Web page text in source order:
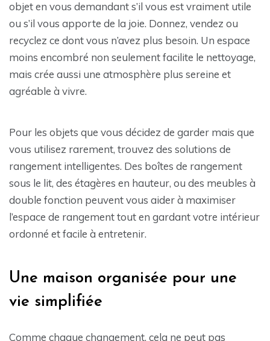
objet en vous demandant s’il vous est vraiment utile
ou s’il vous apporte de la joie. Donnez, vendez ou
recyclez ce dont vous n’avez plus besoin. Un espace
moins encombré non seulement facilite le nettoyage,
mais crée aussi une atmosphère plus sereine et
agréable à vivre.
Pour les objets que vous décidez de garder mais que
vous utilisez rarement, trouvez des solutions de
rangement intelligentes. Des boîtes de rangement
sous le lit, des étagères en hauteur, ou des meubles à
double fonction peuvent vous aider à maximiser
l’espace de rangement tout en gardant votre intérieur
ordonné et facile à entretenir.
Une maison organisée pour une
vie simplifiée
Comme chaque changement, cela ne peut pas